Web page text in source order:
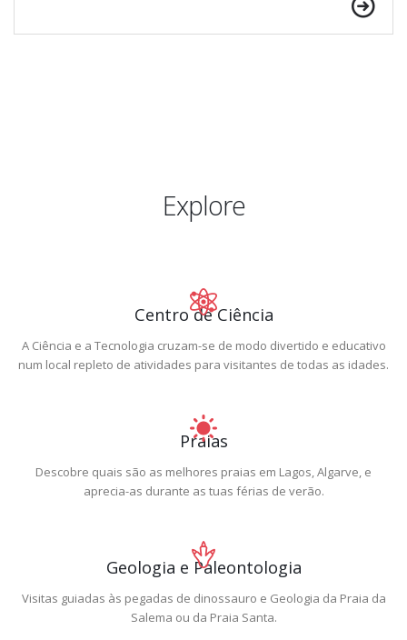
Explore
Centro de Ciência
A Ciência e a Tecnologia cruzam-se de modo divertido e educativo
num local repleto de atividades para visitantes de todas as idades.
Praias
Descobre quais são as melhores praias em Lagos, Algarve, e
aprecia-as durante as tuas férias de verão.
Geologia e Paleontologia
Visitas guiadas às pegadas de dinossauro e Geologia da Praia da
Salema ou da Praia Santa.